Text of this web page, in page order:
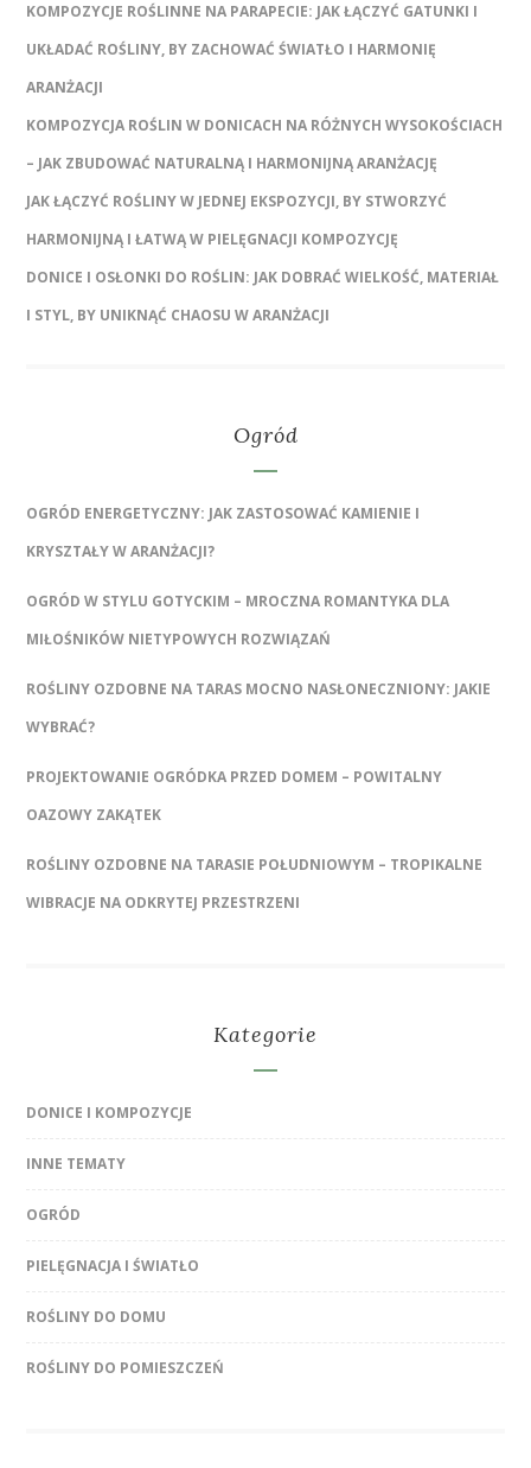
KOMPOZYCJE ROŚLINNE NA PARAPECIE: JAK ŁĄCZYĆ GATUNKI I
UKŁADAĆ ROŚLINY, BY ZACHOWAĆ ŚWIATŁO I HARMONIĘ
ARANŻACJI
KOMPOZYCJA ROŚLIN W DONICACH NA RÓŻNYCH WYSOKOŚCIACH
– JAK ZBUDOWAĆ NATURALNĄ I HARMONIJNĄ ARANŻACJĘ
JAK ŁĄCZYĆ ROŚLINY W JEDNEJ EKSPOZYCJI, BY STWORZYĆ
HARMONIJNĄ I ŁATWĄ W PIELĘGNACJI KOMPOZYCJĘ
DONICE I OSŁONKI DO ROŚLIN: JAK DOBRAĆ WIELKOŚĆ, MATERIAŁ
I STYL, BY UNIKNĄĆ CHAOSU W ARANŻACJI
Ogród
OGRÓD ENERGETYCZNY: JAK ZASTOSOWAĆ KAMIENIE I
KRYSZTAŁY W ARANŻACJI?
OGRÓD W STYLU GOTYCKIM – MROCZNA ROMANTYKA DLA
MIŁOŚNIKÓW NIETYPOWYCH ROZWIĄZAŃ
ROŚLINY OZDOBNE NA TARAS MOCNO NASŁONECZNIONY: JAKIE
WYBRAĆ?
PROJEKTOWANIE OGRÓDKA PRZED DOMEM – POWITALNY
OAZOWY ZAKĄTEK
ROŚLINY OZDOBNE NA TARASIE POŁUDNIOWYM – TROPIKALNE
WIBRACJE NA ODKRYTEJ PRZESTRZENI
Kategorie
DONICE I KOMPOZYCJE
INNE TEMATY
OGRÓD
PIELĘGNACJA I ŚWIATŁO
ROŚLINY DO DOMU
ROŚLINY DO POMIESZCZEŃ